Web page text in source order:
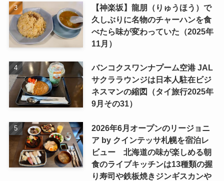
【神楽坂】龍朋（りゅうほう）で
久しぶりに名物のチャーハンを食
べたら味が変わっていた（2025年
11月）
バンコクスワンナプーム空港 JAL
サクララウンジは日本人駐在ビジ
ネスマンの縮図（タイ旅行2025年
9月その31）
2026年6月オープンのリージョニ
ア by クインテッサ札幌を宿泊レ
ビュー 北海道の味が楽しめる朝
食のライブキッチンは13種類の握
り寿司や鉄板焼きジンギスカンや